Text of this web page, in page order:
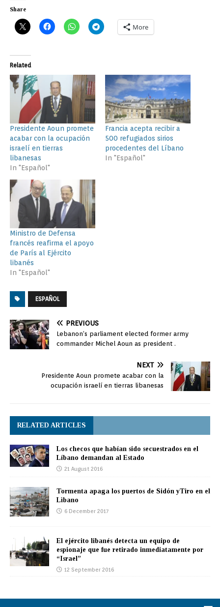
Share
More
Related
Presidente Aoun promete
acabar con la ocupación
israelí en tierras
libanesas
In "Español"
Francia acepta recibir a
500 refugiados sirios
procedentes del Líbano
In "Español"
Ministro de Defensa
francés reafirma el apoyo
de París al Ejército
libanés
In "Español"
ESPAÑOL
PREVIOUS
Lebanon’s parliament elected former army
commander Michel Aoun as president .
NEXT
Presidente Aoun promete acabar con la
ocupación israelí en tierras libanesas
RELATED ARTICLES
Los checos que habían sido secuestrados en el
Líbano demandan al Estado
21 August 2016
Tormenta apaga los puertos de Sidón yTiro en el
Lìbano
6 December 2017
El ejército libanés detecta un equipo de
espionaje que fue retirado inmediatamente por
“Israel”
12 September 2016